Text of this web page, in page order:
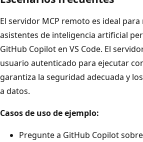
El servidor MCP remoto es ideal
asistentes de inteligencia artificial
GitHub Copilot en VS Code. El
usuario autenticado para ejecutar
garantiza la seguridad adecuada y
a datos.
Casos de uso de ejemplo:
Pregunte a GitHub Copilot